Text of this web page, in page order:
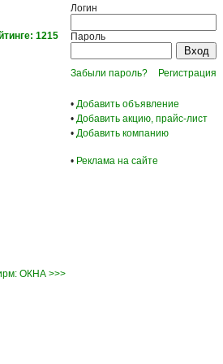
1215
Логин
Пароль
Забыли пароль? Регистрация
• Добавить объявление
• Добавить акцию, прайс-лист
• Добавить компанию
• Реклама на сайте
ОКНА >>>